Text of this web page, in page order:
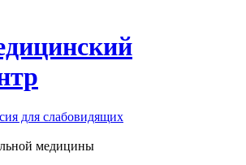
для слабовидящих
медицины